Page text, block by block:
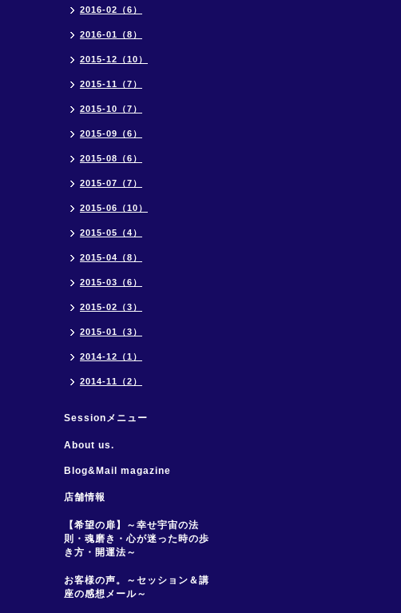
2016-02（6）
2016-01（8）
2015-12（10）
2015-11（7）
2015-10（7）
2015-09（6）
2015-08（6）
2015-07（7）
2015-06（10）
2015-05（4）
2015-04（8）
2015-03（6）
2015-02（3）
2015-01（3）
2014-12（1）
2014-11（2）
Sessionメニュー
About us.
Blog&Mail magazine
店舗情報
【希望の扉】～幸せ宇宙の法
則・魂磨き・心が迷った時の歩
き方・開運法～
お客様の声。～セッション＆講
座の感想メール～